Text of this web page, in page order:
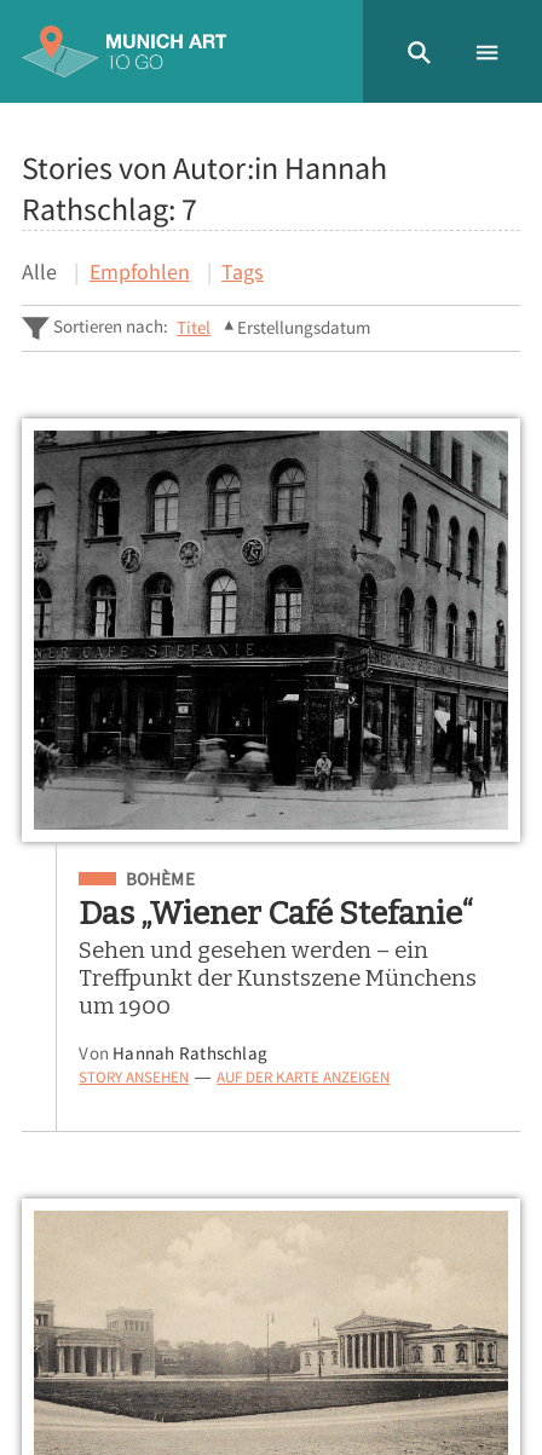
Stories von Autor:in Hannah
Rathschlag: 7
Alle Empfohlen Tags
Sortieren nach: Titel Erstellungsdatum
Eingeordnet unter
BOHÈME
Das „Wiener Café Stefanie“
Sehen und gesehen werden – ein
Treffpunkt der Kunstszene Münchens
um 1900
Von Hannah Rathschlag
STORY ANSEHEN — AUF DER KARTE ANZEIGEN